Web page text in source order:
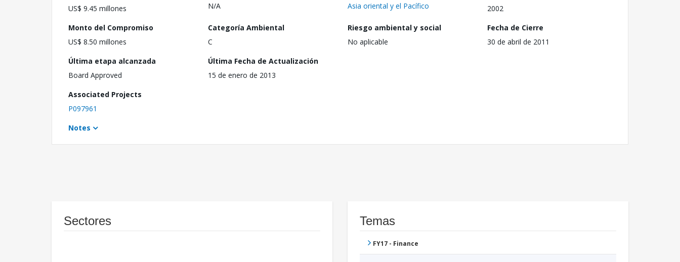
US$ 9.45 millones
N/A
Asia oriental y el Pacífico
2002
Monto del Compromiso
US$ 8.50 millones
Categoría Ambiental
C
Riesgo ambiental y social
No aplicable
Fecha de Cierre
30 de abril de 2011
Última etapa alcanzada
Board Approved
Última Fecha de Actualización
15 de enero de 2013
Associated Projects
P097961
Notes
Sectores Temas
FY17 - Finance